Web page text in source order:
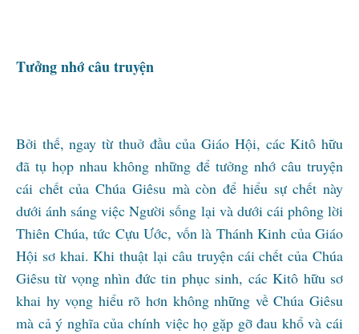
Tưởng nhớ câu truyện
Bởi thế, ngay từ thuở đầu của Giáo Hội, các Kitô hữu
đã tụ họp nhau không những để tưởng nhớ câu truyện
cái chết của Chúa Giêsu mà còn để hiểu sự chết này
dưới ánh sáng việc Người sống lại và dưới cái phông lời
Thiên Chúa, tức Cựu Ước, vốn là Thánh Kinh của Giáo
Hội sơ khai. Khi thuật lại câu truyện cái chết của Chúa
Giêsu từ vọng nhìn đức tin phục sinh, các Kitô hữu sơ
khai hy vọng hiểu rõ hơn không những về Chúa Giêsu
mà cả ý nghĩa của chính việc họ gặp gỡ đau khổ và cái